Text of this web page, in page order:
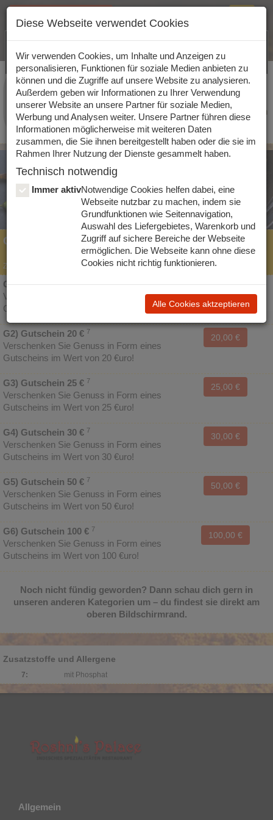
Jetzt unsere App herunterladen!
Lieferung Selbstabholung
Wir habengeöffnet!
Uhrzeitund Liefergebiet
Bitte wähle deine gewünschte Uhrzeit
Gib deine Postleitzahl ein und wir leiten dich
automatisch in die richtige Filiale.
Auswählen
Diese Webseite verwendet Cookies
Wir verwenden Cookies, um Inhalte und Anzeigen zu
personalisieren, Funktionen für soziale Medien anbieten zu
können und die Zugriffe auf unsere Website zu analysieren.
Außerdem geben wir Informationen zu Ihrer Verwendung
unserer Website an unsere Partner für soziale Medien,
Werbung und Analysen weiter. Unsere Partner führen diese
Informationen möglicherweise mit weiteren Daten
zusammen, die Sie ihnen bereitgestellt haben oder die sie im
Rahmen Ihrer Nutzung der Dienste gesammelt haben.
Technisch notwendig
Immer aktivNotwendige Cookies helfen dabei, eine
Webseite nutzbar zu machen, indem sie
Grundfunktionen wie Seitennavigation,
Auswahl des Liefergebietes, Warenkorb und
Zugriff auf sichere Bereiche der Webseite
ermöglichen. Die Webseite kann ohne diese
Cookies nicht richtig funktionieren.
Alle Cookies aktzeptieren
Shop
Gutschein Mittagskarte Suppen
Kalte
Vorspeisen
Warme
Vorspeisen
Gutschein
Zählt nicht zum Mindestbestellwert
G1) Gutschein 10 €
Verschenken Sie Genuss in Form eines
Gutscheins im Wert von 10 €uro!
10,00 €
G2) Gutschein 20 € 7
Verschenken Sie Genuss in Form eines
Gutscheins im Wert von 20 €uro!
20,00 €
G3) Gutschein 25 € 7
Verschenken Sie Genuss in Form eines
Gutscheins im Wert von 25 €uro!
25,00 €
G4) Gutschein 30 € 7
Verschenken Sie Genuss in Form eines
Gutscheins im Wert von 30 €uro!
30,00 €
G5) Gutschein 50 € 7
Verschenken Sie Genuss in Form eines
Gutscheins im Wert von 50 €uro!
50,00 €
G6) Gutschein 100 € 7
Verschenken Sie Genuss in Form eines
Gutscheins im Wert von 100 €uro!
100,00 €
Noch nicht fündig geworden? Dann schau dich gern in
unseren anderen Kategorien um – du findest sie direkt am
oberen Bildschirmrand.
Zusatzstoffe und Allergene
7: mit Phosphat
Allgemein